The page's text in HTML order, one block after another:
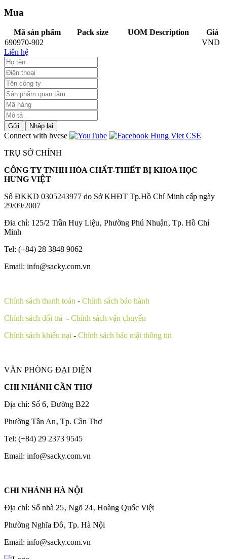
Mua
Mã sản phẩm Pack size UOM Description
Giá
690970-902
VND
Liên hệ
Gửi Nhập lại
Connect with hvcse
TRỤ SỞ CHÍNH
CÔNG TY TNHH HÓA CHẤT-THIẾT BỊ KHOA HỌC
HƯNG VIỆT
Số ĐKKD 0305243977 do Sở KHĐT Tp.Hồ Chí Minh cấp ngày
29/09/2007
Đia chỉ: 125/2 Trần Huy Liệu‚ Phường Phú Nhuận‚ Tp. Hồ Chí
Minh
Tel: (+84) 28 3848 9062
Email: info@sacky.com.vn
Chính sách thanh toán - Chính sách bảo hành
Chính sách đổi trả - Chính sách vận chuyển
Chính sách khiếu nại - Chính sách bảo mật thông tin
VĂN PHÒNG ĐẠI DIỆN
CHI NHÁNH CẦN THƠ
Địa chỉ: Số 6‚ Đường B22
Phường Tân An‚ Tp. Cần Thơ
Tel: (+84) 29 2373 9545
Email: info@sacky.com.vn
CHI NHÁNH HÀ NỘI
Địa chỉ: Số nhà 25‚ Ngõ 24‚ Hoàng Quốc Việt
Phường Nghĩa Đô‚ Tp. Hà Nội
Email: info@sacky.com.vn